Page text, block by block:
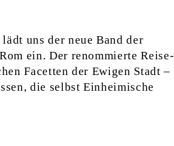
uns der neue Band der
ein. Der renommierte Reise-
Facetten der Ewigen Stadt –
die selbst Einheimische